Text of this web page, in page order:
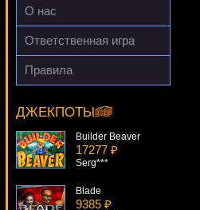
Serg***
О нас
Ответственная игра
Правила
ДЖЕКПОТЫ
Haunted House
drink***
Builder Beaver
17277 ₽
Serg***
Blade
9385 ₽